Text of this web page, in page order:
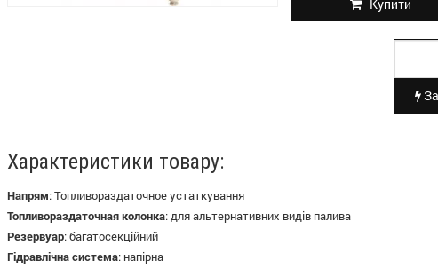
Купити
Характеристики товару:
Напрям:Топливораздаточное устаткування
Топливораздаточная колонка:для альтернативних видів палива
Резервуар:багатосекційний
Гідравлічна система: напірна